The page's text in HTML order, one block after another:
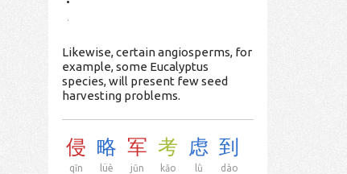
.
Likewise, certain angiosperms, for
example, some Eucalyptus
species, will present few seed
harvesting problems.
侵
qīn
略
lüè
军
jūn
考
kǎo
虑
lǜ
到
dào